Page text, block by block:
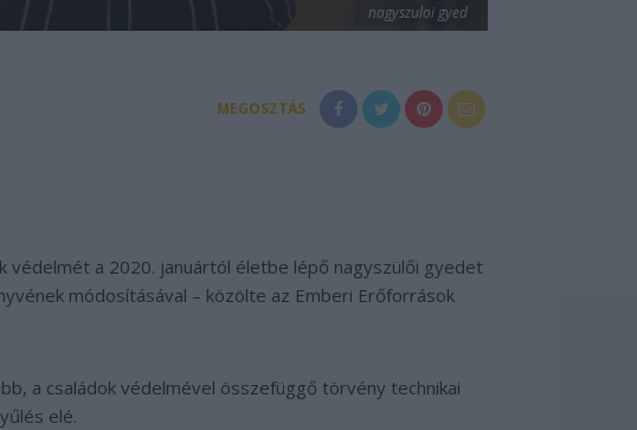
nagyszuloi gyed
MEGOSZTÁS
védelmét a 2020. januártól életbe lépő nagyszülői gyedet
módosításával – közölte az Emberi Erőforrások
a családok védelmével összefüggő törvény technikai
elé.